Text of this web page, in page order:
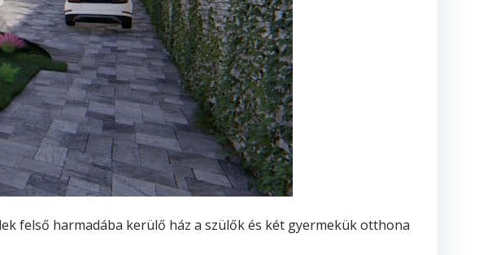
felső harmadába kerülő ház a szülők és két gyermekük otthona